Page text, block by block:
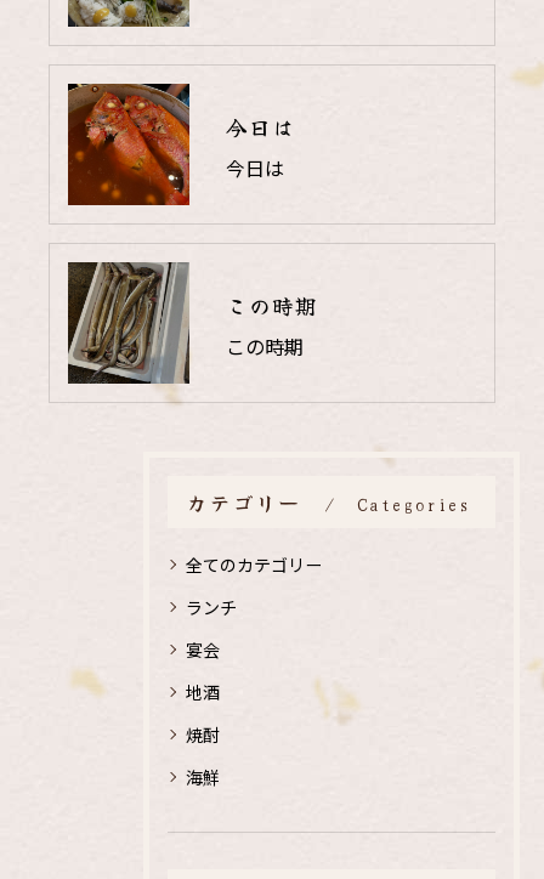
今日は
今日は
この時期
この時期
カテゴリー Categories
全てのカテゴリー
ランチ
宴会
地酒
焼酎
海鮮